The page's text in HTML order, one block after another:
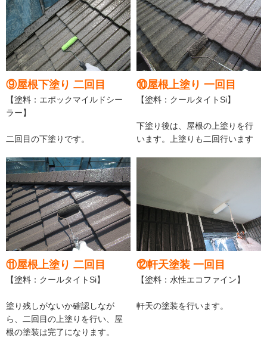
⑨屋根下塗り 二回目
【塗料：エポックマイルドシー
ラー】
二回目の下塗りです。
⑩屋根上塗り 一回目
【塗料：クールタイトSi】
下塗り後は、屋根の上塗りを行
います。上塗りも二回行います
⑪屋根上塗り 二回目
【塗料：クールタイトSi】
塗り残しがないか確認しなが
ら、二回目の上塗りを行い、屋
根の塗装は完了になります。
⑫軒天塗装 一回目
【塗料：水性エコファイン】
軒天の塗装を行います。